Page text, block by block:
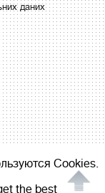
даних
Cookies.
the best